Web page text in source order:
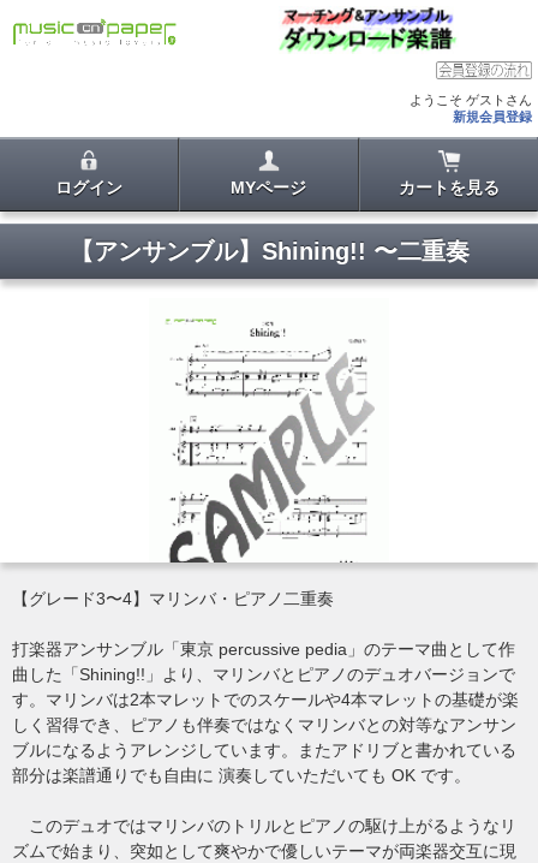
ようこそ ゲストさん
新規会員登録
ログイン MYページ カートを見る
【アンサンブル】Shining!! 〜二重奏
【グレード3〜4】マリンバ・ピアノ二重奏
打楽器アンサンブル「東京 percussive pedia」のテーマ曲として作
曲した「Shining!!」より、マリンバとピアノのデュオバージョンで
す。マリンバは2本マレットでのスケールや4本マレットの基礎が楽
しく習得でき、ピアノも伴奏ではなくマリンバとの対等なアンサン
ブルになるようアレンジしています。またアドリブと書かれている
部分は楽譜通りでも自由に 演奏していただいても OK です。
このデュオではマリンバのトリルとピアノの駆け上がるようなリ
ズムで始まり、突如として爽やかで優しいテーマが両楽器交互に現